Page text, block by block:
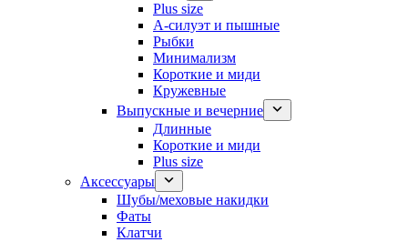
Plus size
А-силуэт и пышные
Рыбки
Минимализм
Короткие и миди
Кружевные
Выпускные и вечерние
Длинные
Короткие и миди
Plus size
Аксессуары
Шубы/меховые накидки
Фаты
Клатчи